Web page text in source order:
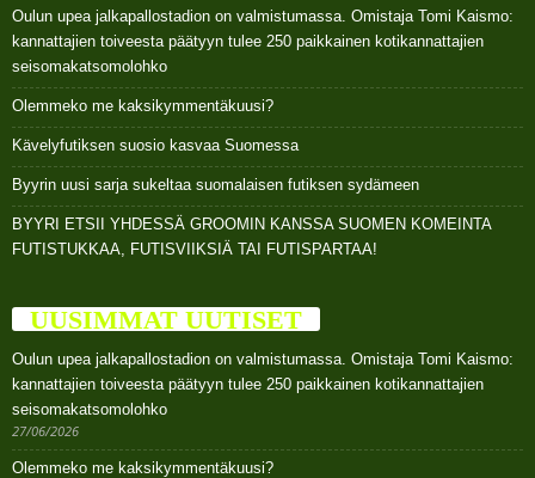
Oulun upea jalkapallostadion on valmistumassa. Omistaja Tomi Kaismo:
kannattajien toiveesta päätyyn tulee 250 paikkainen kotikannattajien
seisomakatsomolohko
Olemmeko me kaksikymmentäkuusi?
Kävelyfutiksen suosio kasvaa Suomessa
Byyrin uusi sarja sukeltaa suomalaisen futiksen sydämeen
BYYRI ETSII YHDESSÄ GROOMIN KANSSA SUOMEN KOMEINTA
FUTISTUKKAA, FUTISVIIKSIÄ TAI FUTISPARTAA!
UUSIMMAT UUTISET
Oulun upea jalkapallostadion on valmistumassa. Omistaja Tomi Kaismo:
kannattajien toiveesta päätyyn tulee 250 paikkainen kotikannattajien
seisomakatsomolohko
27/06/2026
Olemmeko me kaksikymmentäkuusi?